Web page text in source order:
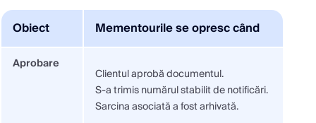
Obiect Mementourile se opresc când
Aprobare
Clientul aprobă documentul.
S-a trimis numărul stabilit de notificări.
Sarcina asociată a fost arhivată.